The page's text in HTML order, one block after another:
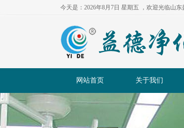
今天是：2026年8月7日 星期五 ，欢迎光临山
网站首页 关于我们